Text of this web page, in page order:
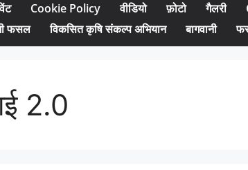
Cookie Policy वीडियो फ़ोटो गैलरी
फसल
विकसित कृषि संकल्प अभियान बागवानी
2.0